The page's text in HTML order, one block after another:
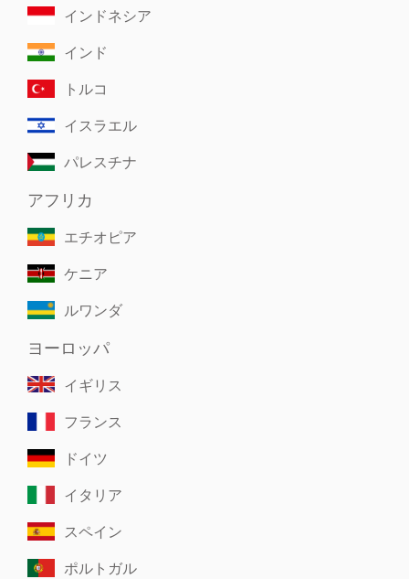
インドネシア
インド
トルコ
イスラエル
パレスチナ
アフリカ
エチオピア
ケニア
ルワンダ
ヨーロッパ
イギリス
フランス
ドイツ
イタリア
スペイン
ポルトガル